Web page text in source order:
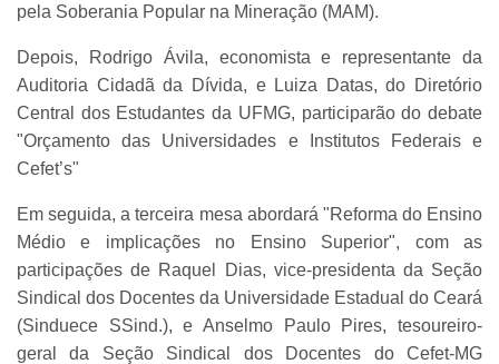
pela Soberania Popular na Mineração (MAM).
Depois, Rodrigo Ávila, economista e representante da
Auditoria Cidadã da Dívida, e Luiza Datas, do Diretório
Central dos Estudantes da UFMG, participarão do debate
"Orçamento das Universidades e Institutos Federais e
Cefet’s"
Em seguida, a terceira mesa abordará "Reforma do Ensino
Médio e implicações no Ensino Superior", com as
participações de Raquel Dias, vice-presidenta da Seção
Sindical dos Docentes da Universidade Estadual do Ceará
(Sinduece SSind.), e Anselmo Paulo Pires, tesoureiro-
geral da Seção Sindical dos Docentes do Cefet-MG